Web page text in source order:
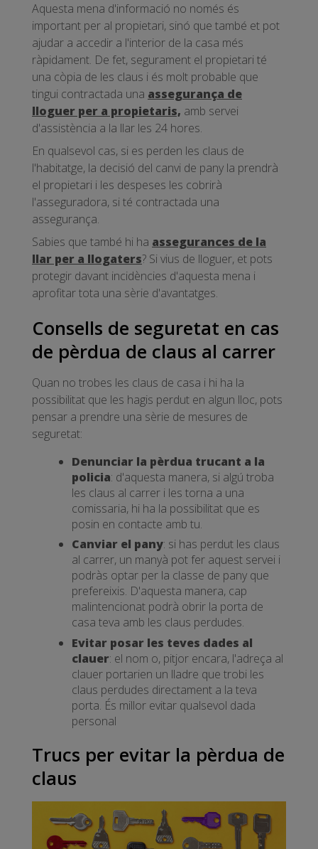
Aquesta mena d'informació no només és
important per al propietari, sinó que també et pot
ajudar a accedir a l'interior de la casa més
ràpidament. De fet, segurament el propietari té
una còpia de les claus i és molt probable que
tingui contractada una assegurança de
lloguer per a propietaris, amb servei
d'assistència a la llar les 24 hores.
En qualsevol cas, si es perden les claus de
l'habitatge, la decisió del canvi de pany la prendrà
el propietari i les despeses les cobrirà
l'asseguradora, si té contractada una
assegurança.
Sabies que també hi ha assegurances de la
llar per a llogaters? Si vius de lloguer, et pots
protegir davant incidències d'aquesta mena i
aprofitar tota una sèrie d'avantatges.
Consells de seguretat en cas
de pèrdua de claus al carrer
Quan no trobes les claus de casa i hi ha la
possibilitat que les hagis perdut en algun lloc, pots
pensar a prendre una sèrie de mesures de
seguretat:
Denunciar la pèrdua trucant a la
policia: d'aquesta manera, si algú troba
les claus al carrer i les torna a una
comissaria, hi ha la possibilitat que es
posin en contacte amb tu.
Canviar el pany: si has perdut les claus
al carrer, un manyà pot fer aquest servei i
podràs optar per la classe de pany que
prefereixis. D'aquesta manera, cap
malintencionat podrà obrir la porta de
casa teva amb les claus perdudes.
Evitar posar les teves dades al
clauer: el nom o, pitjor encara, l'adreça al
clauer portarien un lladre que trobi les
claus perdudes directament a la teva
porta. És millor evitar qualsevol dada
personal
Trucs per evitar la pèrdua de
claus